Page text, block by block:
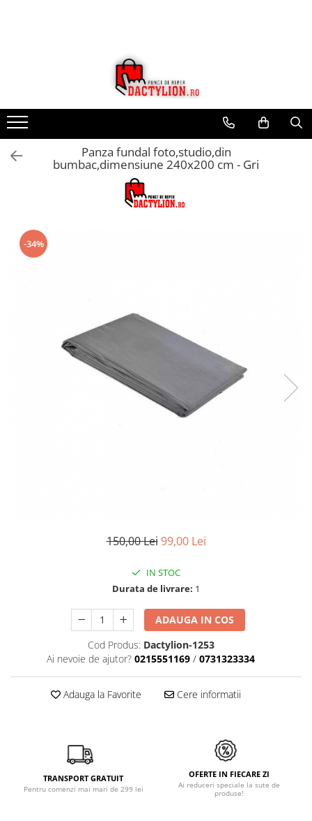
Panza fundal foto,studio,din
bumbac,dimensiune 240x200 cm - Gri
-34%
150,00 Lei 99,00 Lei
IN STOC
Durata de livrare: 1
ADAUGA IN COS
Cod Produs: Dactylion-1253
Ai nevoie de ajutor? 0215551169 / 0731323334
Adauga la Favorite Cere informatii
TRANSPORT GRATUIT
Pentru comenzi mai mari de 299 lei
OFERTE IN FIECARE ZI
Ai reduceri speciale la sute de
produse!